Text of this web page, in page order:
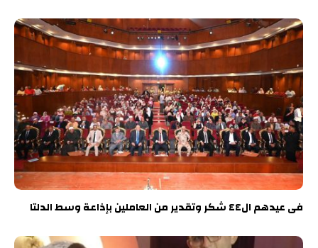
فى عيدهم ال٤٤ شكر وتقدير من العاملين بإذاعة وسط الدلتا